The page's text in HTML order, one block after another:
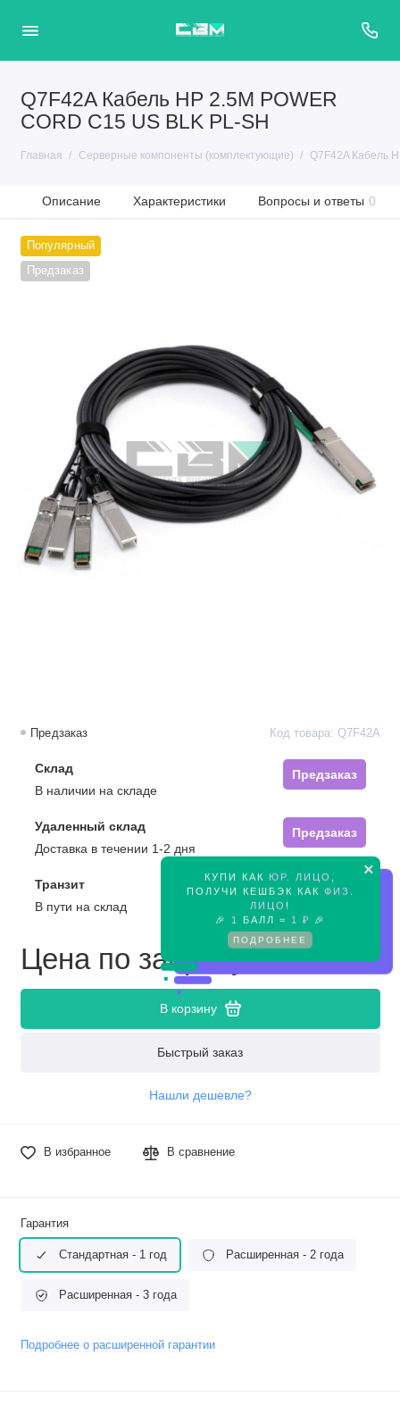
Q7F42A Кабель HP 2.5M POWER
CORD C15 US BLK PL-SH
Главная Серверные компоненты (комплектующие) Q7F42A Кабель
Описание Характеристики Вопросы и ответы 0
Популярный
Предзаказ
×
КУПИ КАК ЮР. ЛИЦО
ПОЛУЧИ КЕШБЭК КАК ФИЗ.
ЛИЦО !
🎉
1 БАЛЛ = 1 ₽ 🎉
ПОДРОБНЕЕ
Предзаказ Код товара: Q7F42A
Склад
Предзаказ
В наличии на складе
Удаленный склад
Предзаказ
Доставка в течении 1-2 дня
Транзит
Предзаказ
В пути на склад
Цена по запросу
В корзину
Быстрый заказ
Нашли дешевле?
В избранное В сравнение
Гарантия
Стандартная - 1 год Расширенная - 2 года
Расширенная - 3 года
Подробнее о расширенной гарантии